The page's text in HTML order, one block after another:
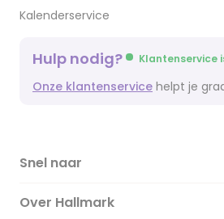
Kalenderservice
Hulp nodig? Klantenservice
Onze klantenservice helpt je
Snel naar
Over Hallmark